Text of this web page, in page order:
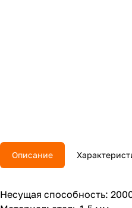
Описание
Несущая способность: